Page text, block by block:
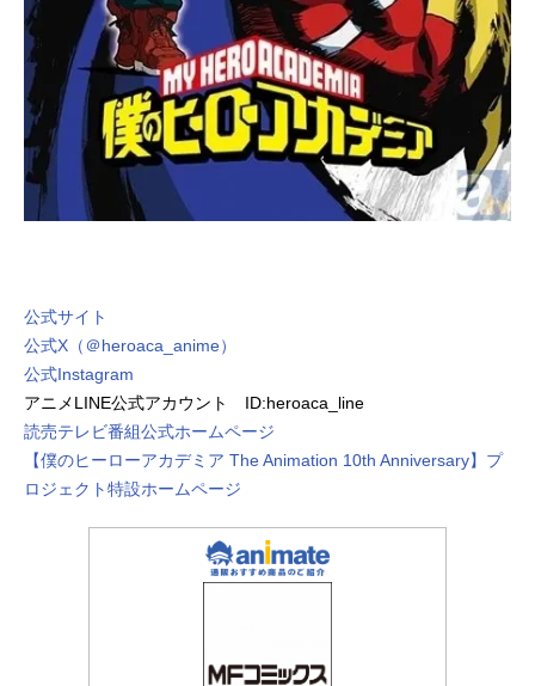
公式サイト
公式X（＠heroaca_anime）
公式Instagram
アニメLINE公式アカウント ID:heroaca_line
読売テレビ番組公式ホームページ
【僕のヒーローアカデミア The Animation 10th Anniversary】プ
ロジェクト特設ホームページ